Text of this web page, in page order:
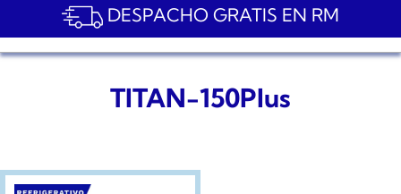
DESPACHO GRATIS EN RM
TITAN-150Plus